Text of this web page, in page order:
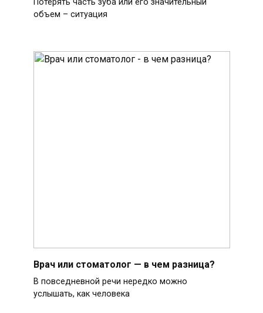
Потерять часть зуба или его значительный
объем – ситуация
Врач или стоматолог — в чем разница?
В повседневной речи нередко можно
услышать, как человека